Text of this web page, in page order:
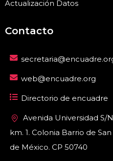
Actualización Datos
Contacto
web@encuadre.org
Directorio de encuadre
Avenida Universidad S/
km. 1. Colonia Barrio de
de México. CP 50740